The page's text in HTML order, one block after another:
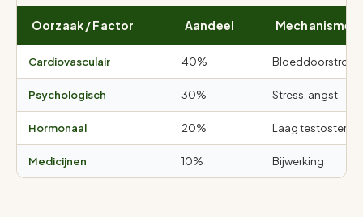
Oorzaak / Factor Aandeel Mechanisme
Cardiovasculair 40%
Psychologisch 30% Stress, angst
Hormonaal 20% Laag testosteron
Medicijnen 10% Bijwerking